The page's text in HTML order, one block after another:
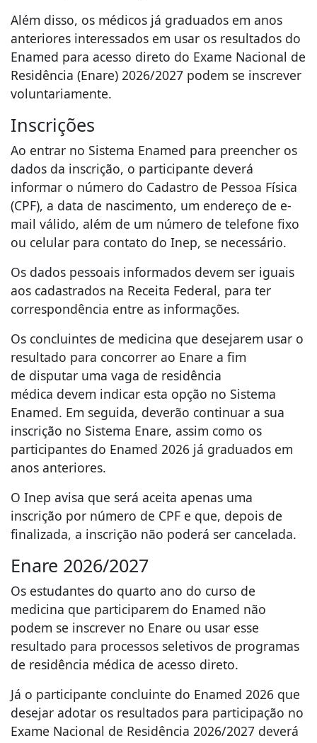
Além disso, os médicos já graduados em anos
anteriores interessados em usar os resultados do
Enamed para acesso direto do Exame Nacional de
Residência (Enare) 2026/2027 podem se inscrever
voluntariamente.
Inscrições
Ao entrar no Sistema Enamed para preencher os
dados da inscrição, o participante deverá
informar o número do Cadastro de Pessoa Física
(CPF), a data de nascimento, um endereço de e-
mail válido, além de um número de telefone fixo
ou celular para contato do Inep, se necessário.
Os dados pessoais informados devem ser iguais
aos cadastrados na Receita Federal, para ter
correspondência entre as informações.
Os concluintes de medicina que desejarem usar o
resultado para concorrer ao Enare a fim
de disputar uma vaga de residência
médica devem indicar esta opção no Sistema
Enamed. Em seguida, deverão continuar a sua
inscrição no Sistema Enare, assim como os
participantes do Enamed 2026 já graduados em
anos anteriores.
O Inep avisa que será aceita apenas uma
inscrição por número de CPF e que, depois de
finalizada, a inscrição não poderá ser cancelada.
Enare 2026/2027
Os estudantes do quarto ano do curso de
medicina que participarem do Enamed não
podem se inscrever no Enare ou usar esse
resultado para processos seletivos de programas
de residência médica de acesso direto.
Já o participante concluinte do Enamed 2026 que
desejar adotar os resultados para participação no
Exame Nacional de Residência 2026/2027 deverá